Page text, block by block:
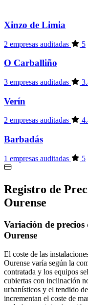
Xinzo de Limia
2 empresas auditadas 5
O Carballiño
3 empresas auditadas
Verín
2 empresas auditadas
Barbadás
1 empresas auditadas 5
Registro de
Ourense
Variación de precios
Ourense
El coste de las
Ourense varía según la
contratada y los equipos
cubiertas con inclinación
urbanísticos y el tendido
incrementan el coste de